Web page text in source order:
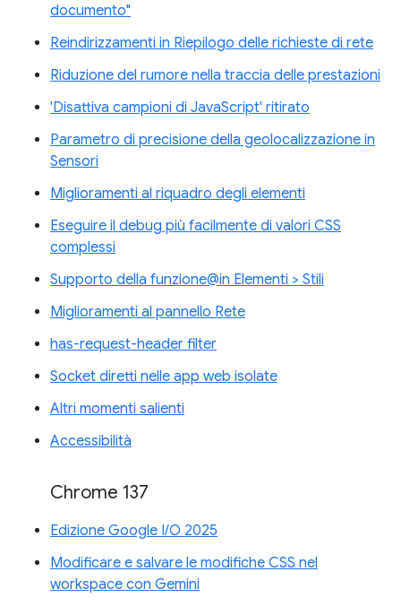
documento"
Reindirizzamenti in Riepilogo delle richieste di rete
Riduzione del rumore nella traccia delle prestazioni
'Disattiva campioni di JavaScript' ritirato
Parametro di precisione della geolocalizzazione in
Sensori
Miglioramenti al riquadro degli elementi
Eseguire il debug più facilmente di valori CSS
complessi
Supporto della funzione@in Elementi > Stili
Miglioramenti al pannello Rete
has-request-header filter
Socket diretti nelle app web isolate
Altri momenti salienti
Accessibilità
Chrome 137
Edizione Google I/O 2025
Modificare e salvare le modifiche CSS nel
workspace con Gemini